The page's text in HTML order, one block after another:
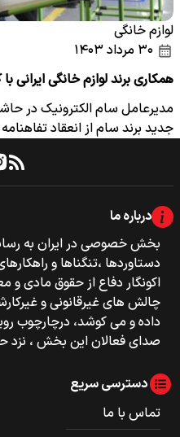
لوازم خانگی
همکاری برند لوازم خانگی ایرانی
مدیرعامل سام الکترونیک در
جدید برند سام از انعقاد
درباره ما
بخش خصوصی‌‌ در ایران به
دستاوردها ،تنگناها و
اکونگار دفاع از حقوق مادی
چالش های غیرقانونی و
داده و می کوشد، درچارچوب
صدای فعالان این بخش ، نزد
دسترسی سریع
تماس با ما